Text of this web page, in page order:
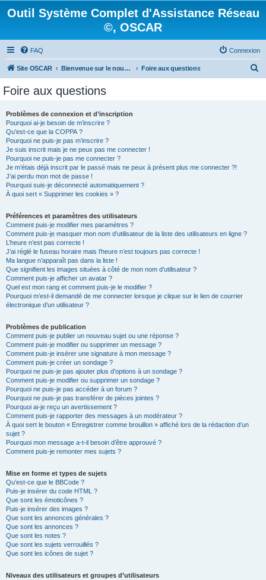
Outil Système Complet d'Assistance Réseau
©, OSCAR
FAQ Connexion
Site OSCAR Bienvenue sur le nouveau forum OSCAR Foire aux questions
Foire aux questions
Problèmes de connexion et d’inscription
Pourquoi ai-je besoin de m’inscrire ?
Qu’est-ce que la COPPA ?
Pourquoi ne puis-je pas m’inscrire ?
Je suis inscrit mais je ne peux pas me connecter !
Pourquoi ne puis-je pas me connecter ?
Je m’étais déjà inscrit par le passé mais ne peux à présent plus me connecter ?!
J’ai perdu mon mot de passe !
Pourquoi suis-je déconnecté automatiquement ?
À quoi sert « Supprimer les cookies » ?
Préférences et paramètres des utilisateurs
Comment puis-je modifier mes paramètres ?
Comment puis-je masquer mon nom d’utilisateur de la liste des utilisateurs en ligne ?
L’heure n’est pas correcte !
J’ai réglé le fuseau horaire mais l’heure n’est toujours pas correcte !
Ma langue n’apparaît pas dans la liste !
Que signifient les images situées à côté de mon nom d’utilisateur ?
Comment puis-je afficher un avatar ?
Quel est mon rang et comment puis-je le modifier ?
Pourquoi m’est-il demandé de me connecter lorsque je clique sur le lien de courrier
électronique d’un utilisateur ?
Problèmes de publication
Comment puis-je publier un nouveau sujet ou une réponse ?
Comment puis-je modifier ou supprimer un message ?
Comment puis-je insérer une signature à mon message ?
Comment puis-je créer un sondage ?
Pourquoi ne puis-je pas ajouter plus d’options à un sondage ?
Comment puis-je modifier ou supprimer un sondage ?
Pourquoi ne puis-je pas accéder à un forum ?
Pourquoi ne puis-je pas transférer de pièces jointes ?
Pourquoi ai-je reçu un avertissement ?
Comment puis-je rapporter des messages à un modérateur ?
À quoi sert le bouton « Enregistrer comme brouillon » affiché lors de la rédaction d’un
sujet ?
Pourquoi mon message a-t-il besoin d’être approuvé ?
Comment puis-je remonter mes sujets ?
Mise en forme et types de sujets
Qu’est-ce que le BBCode ?
Puis-je insérer du code HTML ?
Que sont les émoticônes ?
Puis-je insérer des images ?
Que sont les annonces générales ?
Que sont les annonces ?
Que sont les notes ?
Que sont les sujets verrouillés ?
Que sont les icônes de sujet ?
Niveaux des utilisateurs et groupes d’utilisateurs